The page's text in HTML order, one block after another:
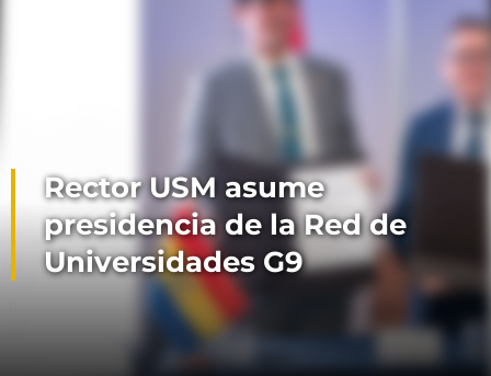
Rector USM asume
presidencia de la Red de
Universidades G9